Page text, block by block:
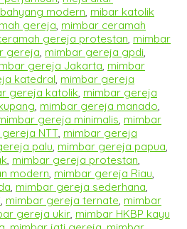
modern, mibar katolik
gereja, mimbar ceramah
gereja protestan, mimbar
gereja, mimbar gereja gpdi,
gereja Jakarta, mimbar
katedral, mimbar gereja
gereja katolik, mimbar gereja
, mimbar gereja manado,
gereja minimalis, mimbar
NTT, mimbar gereja
palu, mimbar gereja papua,
, mimbar gereja protestan,
modern, mimbar gereja Riau,
, mimbar gereja sederhana,
, mimbar gereja ternate, mimbar
gereja ukir, mimbar HKBP kayu